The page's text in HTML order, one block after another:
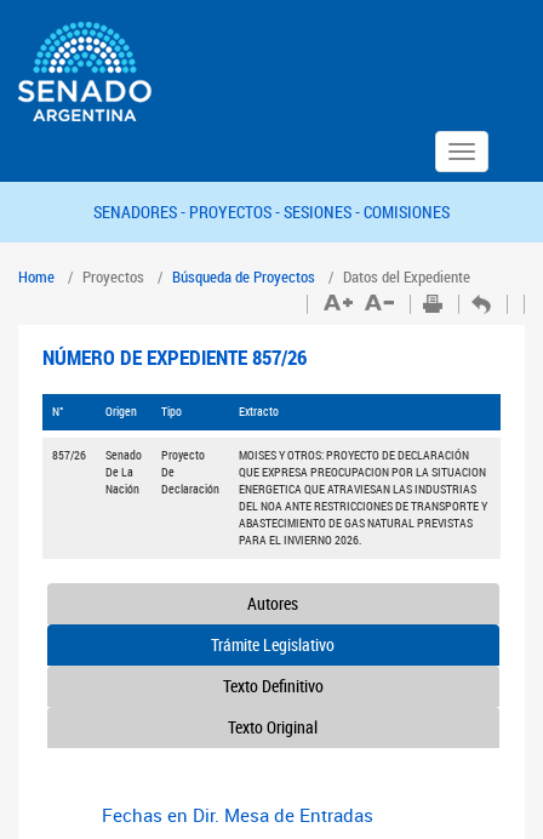
Toggle
navigation
SENADORES - PROYECTOS -SESIONES -COMISIONES
Home Proyectos Búsqueda de Proyectos Datos del Expediente
NÚMERO DE EXPEDIENTE 857/26
N° Origen Tipo Extracto
857/26
Senado
De La
Nación
Proyecto
De
Declaración
MOISES Y OTROS: PROYECTO DE DECLARACIÓN
QUE EXPRESA PREOCUPACION POR LA SITUACION
ENERGETICA QUE ATRAVIESAN LAS INDUSTRIAS
DEL NOA ANTE RESTRICCIONES DE TRANSPORTE Y
ABASTECIMIENTO DE GAS NATURAL PREVISTAS
PARA EL INVIERNO 2026.
Autores
Trámite Legislativo
Texto Definitivo
Texto Original
Fechas en Dir. Mesa de Entradas